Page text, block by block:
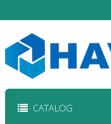
CATALOG